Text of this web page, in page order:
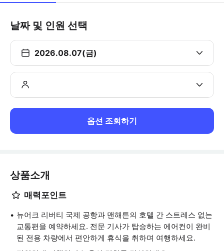
날짜 및 인원 선택
2026.08.07(금)
옵션 조회하기
상품소개
매력포인트
뉴어크 리버티 국제 공항과 맨해튼의 호텔 간 스트레스 없는
교통편을 예약하세요. 전문 기사가 탑승하는 에어컨이 완비
된 전용 차량에서 편안하게 휴식을 취하며 여행하세요.